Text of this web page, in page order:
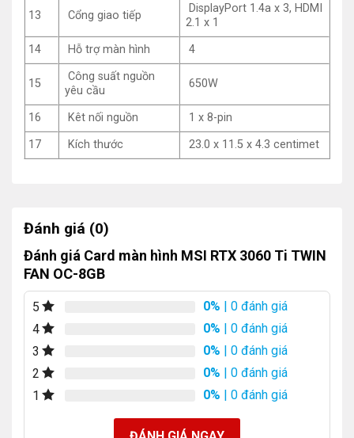
13 Cổng giao tiếp
DisplayPort 1.4a x 3, HDMI
2.1 x 1
14
Hỗ trợ màn hình 4
15
Công suất nguồn
yêu cầu
650W
16 Kêt nối nguồn
1 x 8-pin
17
Kích thước 23.0 x 11.5 x 4.3 centimet
Đánh giá (0)
Đánh giá Card màn hình MSI RTX 3060 Ti TWIN
FAN OC-8GB
5 0% | 0 đánh giá
4
0% | 0 đánh giá
3
0% | 0 đánh giá
2
0% | 0 đánh giá
1
0% | 0 đánh giá